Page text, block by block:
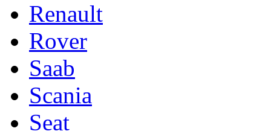
Renault
Rover
Saab
Scania
Seat